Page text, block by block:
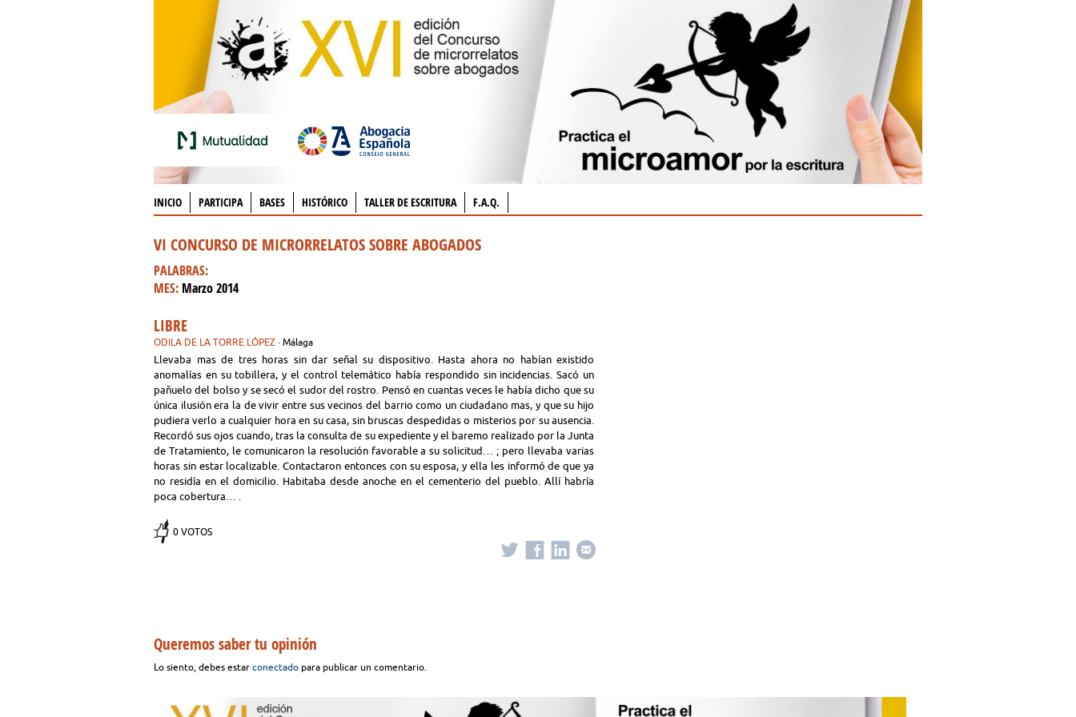
INICIO PARTICIPA BASES HISTÓRICO TALLER DE ESCRITURA F.A.Q.
VI CONCURSO DE MICRORRELATOS SOBRE ABOGADOS
PALABRAS:
MES: Marzo 2014
LIBRE
ODILA DE LA TORRE LÓPEZ · Málaga
Llevaba mas de tres horas sin dar señal su dispositivo. Hasta ahora no habían existido
anomalías en su tobillera, y el control telemático había respondido sin incidencias. Sacó un
pañuelo del bolso y se secó el sudor del rostro. Pensó en cuantas veces le había dicho que su
única ilusión era la de vivir entre sus vecinos del barrio como un ciudadano mas, y que su hijo
pudiera verlo a cualquier hora en su casa, sin bruscas despedidas o misterios por su ausencia.
Recordó sus ojos cuando, tras la consulta de su expediente y el baremo realizado por la Junta
de Tratamiento, le comunicaron la resolución favorable a su solicitud… ; pero llevaba varias
horas sin estar localizable. Contactaron entonces con su esposa, y ella les informó de que ya
no residía en el domicilio. Habitaba desde anoche en el cementerio del pueblo. Allí habría
poca cobertura… .
0 VOTOS
Queremos saber tu opinión
Lo siento, debes estar conectado para publicar un comentario.